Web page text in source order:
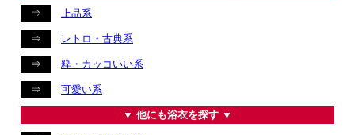
⇒ 上品系
⇒ レトロ・古典系
⇒ 粋・カッコいい系
⇒ 可愛い系
▼ 他にも浴衣を探す ▼